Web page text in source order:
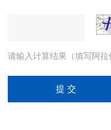
请输入计算结果（填写阿